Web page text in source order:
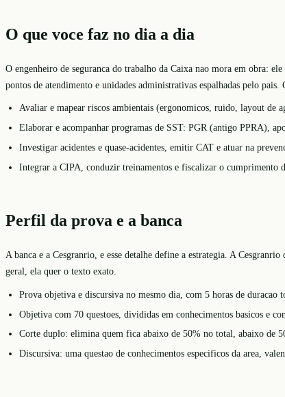
O que voce faz no dia a dia
O engenheiro de seguranca do trabalho da Caixa nao mora em obra:
pontos de atendimento e unidades administrativas espalhadas pelo
Avaliar e mapear riscos ambientais (ergonomicos, ruido, layout de
Elaborar e acompanhar programas de SST: PGR (antigo PPRA),
Investigar acidentes e quase-acidentes, emitir CAT e atuar na
Integrar a CIPA, conduzir treinamentos e fiscalizar o cumprimento
Perfil da prova e a banca
A banca e a Cesgranrio, e esse detalhe define a estrategia. A
geral, ela quer o texto exato.
Prova objetiva e discursiva no mesmo dia, com 5 horas de duracao
Objetiva com 70 questoes, divididas em conhecimentos basicos e
Corte duplo: elimina quem fica abaixo de 50% no total, abaixo de
Discursiva: uma questao de conhecimentos especificos da area,